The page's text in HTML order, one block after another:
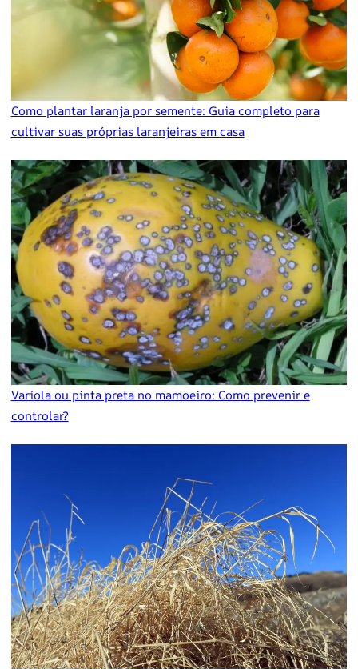
Como plantar laranja por semente: Guia completo para
cultivar suas próprias laranjeiras em casa
Varíola ou pinta preta no mamoeiro: Como prevenir e
controlar?